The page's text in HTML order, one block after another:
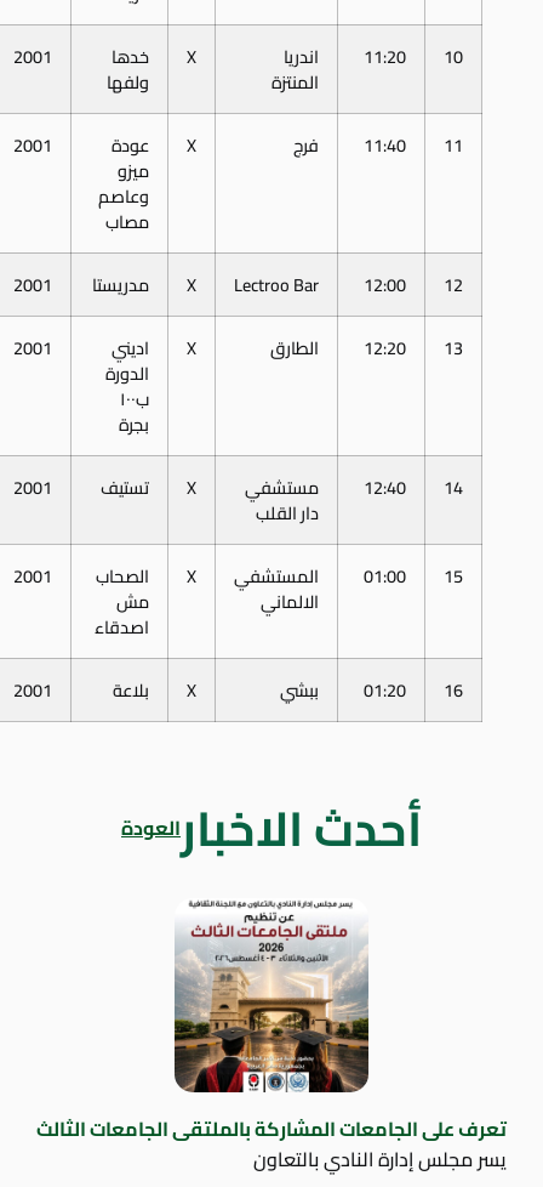
10
11:20 اندريا
المنتزة
X خدها
ولفها
2001
11
11:40 فرج X عودة
ميزو
وعاصم
مصاب
2001
12
12:00
Lectroo Bar
X مدريستا
2001
13
12:20 الطارق X اديني
الدورة
ب١٠٠
بجرة
2001
14
12:40 مستشفي
دار القلب
X تستيف 2001
15
01:00 المستشفي
الالماني
X الصحاب
مش
اصدقاء
2001
16
01:20 ببشي X بلاعة 2001
أحدث الاخبارالعودة
تعرف على الجامعات المشاركة بالملتقى الجامعات الثالث
يسر مجلس إدارة النادي بالتعاون